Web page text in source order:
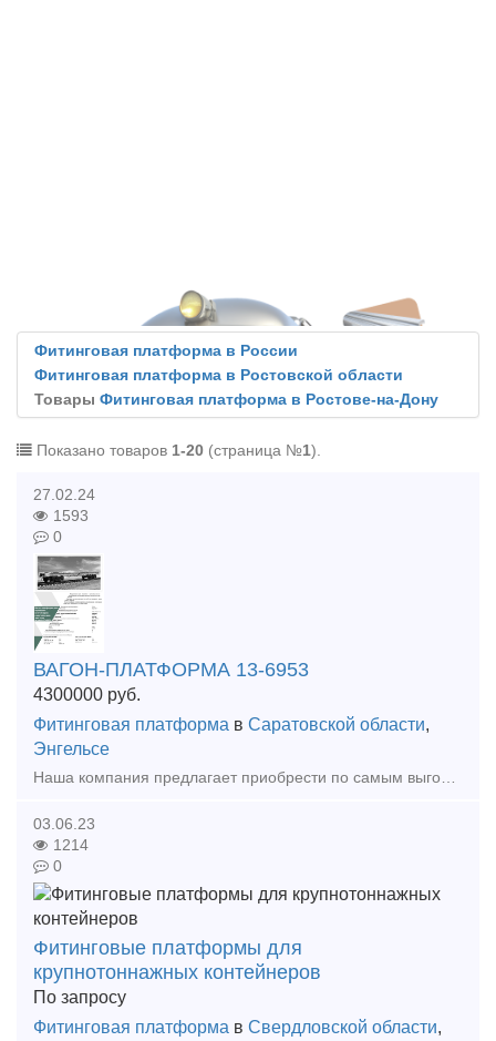
Фитинговая платформа в России
Фитинговая платформа в Ростовской области
Товары Фитинговая платформа в Ростове-на-Дону
Показано товаров 1-20 (страница №1).
27.02.24
1593
0
ВАГОН-ПЛАТФОРМА 13-6953
4300000 руб.
Фитинговая платформа в Саратовской области,
Энгельсе
Наша компания предлагает приобрести по самым выгодным ценам для Вас, от производителя, новые вагон-платформы модели 13-6953 для перевозки крупнотоннажных контейнеров и контейнеров-цистерн. Цены и
03.06.23
1214
0
Фитинговые платформы для
крупнотоннажных контейнеров
По запросу
Фитинговая платформа в Свердловской области,